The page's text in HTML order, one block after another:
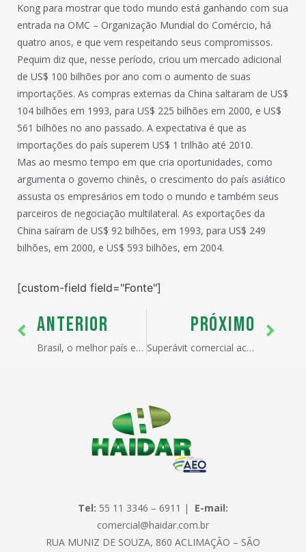
Kong para mostrar que todo mundo está ganhando com sua
entrada na OMC – Organização Mundial do Comércio, há
quatro anos, e que vem respeitando seus compromissos.
Pequim diz que, nesse período, criou um mercado adicional
de US$ 100 bilhões por ano com o aumento de suas
importações. As compras externas da China saltaram de US$
104 bilhões em 1993, para US$ 225 bilhões em 2000, e US$
561 bilhões no ano passado. A expectativa é que as
importações do país superem US$ 1 trilhão até 2010.
Mas ao mesmo tempo em que cria oportunidades, como
argumenta o governo chinês, o crescimento do país asiático
assusta os empresários em todo o mundo e também seus
parceiros de negociação multilateral. As exportações da
China saíram de US$ 92 bilhões, em 1993, para US$ 249
bilhões, em 2000, e US$ 593 bilhões, em 2004.
[custom-field field="Fonte"]
ANTERIOR
Brasil, o melhor país emergente para investir
PRÓXIMO
Superávit comercial acumulado no ano soma US$ 41,747 bilhões
Tel: 55 11 3346 – 6911 | E-mail:
comercial@haidar.com.br
RUA MUNIZ DE SOUZA, 860 ACLIMAÇÃO – SÃO